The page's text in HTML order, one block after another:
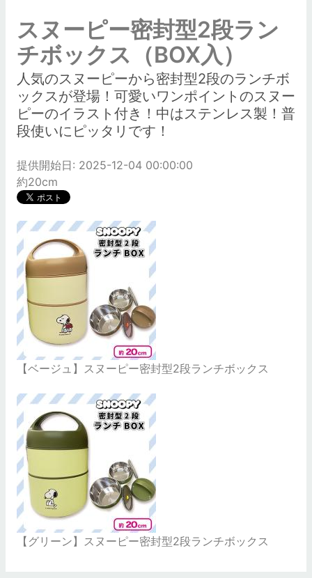
スヌーピー密封型2段ラン
チボックス（BOX入）
人気のスヌーピーから密封型2段のランチボ
ックスが登場！可愛いワンポイントのスヌー
ピーのイラスト付き！中はステンレス製！普
段使いにピッタリです！
提供開始日: 2025-12-04 00:00:00
約20cm
【ベージュ】スヌーピー密封型2段ランチボックス
【グリーン】スヌーピー密封型2段ランチボックス